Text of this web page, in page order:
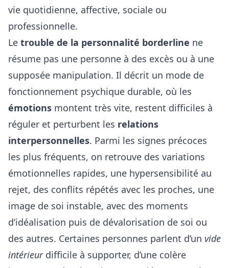
vie quotidienne, affective, sociale ou
professionnelle.
Le trouble de la personnalité borderline ne
résume pas une personne à des excès ou à une
supposée manipulation. Il décrit un mode de
fonctionnement psychique durable, où les
émotions montent très vite, restent difficiles à
réguler et perturbent les relations
interpersonnelles. Parmi les signes précoces
les plus fréquents, on retrouve des variations
émotionnelles rapides, une hypersensibilité au
rejet, des conflits répétés avec les proches, une
image de soi instable, avec des moments
d’idéalisation puis de dévalorisation de soi ou
des autres. Certaines personnes parlent d’un vide
intérieurdifficile à supporter, d’une colère